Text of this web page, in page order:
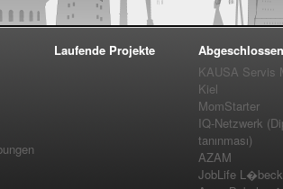
Laufende Projekte
KAUSA Servis
Kiel
MomStarter
IQ-Netzwerk
tanınması)
AZAM
JobLife L�beck